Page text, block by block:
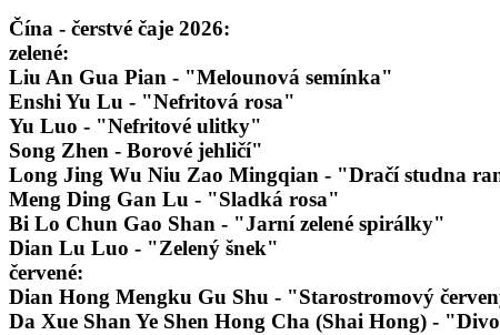
Čína - čerstvé čaje 2026:
zelené:
Liu An Gua Pian - "Melounová semínka"
Enshi Yu Lu - "Nefritová rosa"
Yu Luo - "Nefritové ulitky"
Song Zhen - Borové jehličí"
Long Jing Wu Niu Zao Mingqian - "Dračí studna
Meng Ding Gan Lu - "Sladká rosa"
Bi Lo Chun Gao Shan - "Jarní zelené spirálky"
Dian Lu Luo - "Zelený šnek"
červené:
Dian Hong Mengku Gu Shu - "Starostromový
Da Xue Shan Ye Shen Hong Cha (Shai Hong) -